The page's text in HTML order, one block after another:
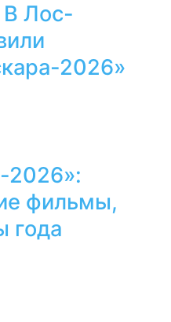
Лос-
2026»
2026»:
фильмы,
года